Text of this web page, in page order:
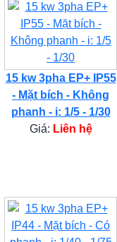
15 kw 3pha EP+ IP55
- Mặt bích - Không
phanh - i: 1/5 - 1/30
Giá: Liên hệ